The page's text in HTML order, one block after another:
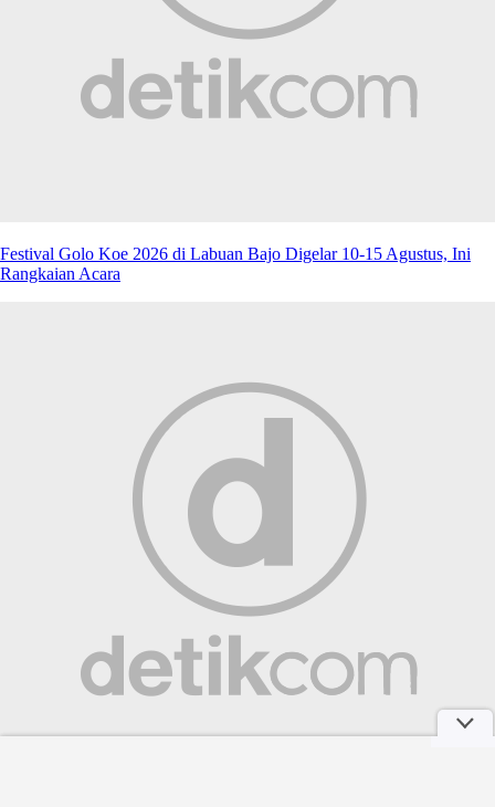
Festival Golo Koe 2026 di Labuan Bajo Digelar 10-15 Agustus, Ini
Rangkaian Acara